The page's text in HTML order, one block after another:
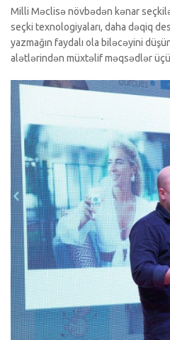
Milli Məclisə növbədən kənar
seçki texnologiyaları, daha dəqiq
yazmağın faydalı ola biləcəyini
alətlərindən müxtəlif məqsədlər